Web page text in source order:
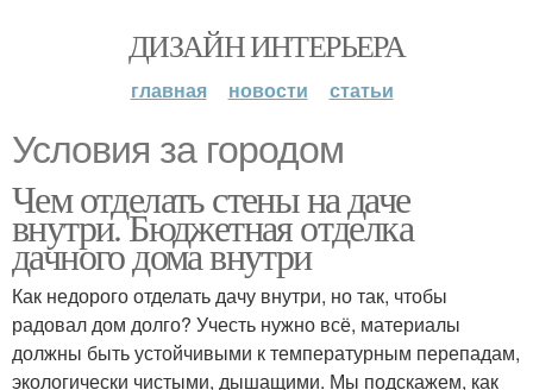
ДИЗАЙН ИНТЕРЬЕРА
главная новости статьи
Условия за городом
Чем отделать стены на даче
внутри. Бюджетная отделка
дачного дома внутри
Как недорого отделать дачу внутри, но так, чтобы
радовал дом долго? Учесть нужно всё, материалы
должны быть устойчивыми к температурным перепадам,
экологически чистыми, дышащими. Мы подскажем, как